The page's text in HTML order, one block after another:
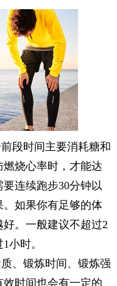
段时间主要消耗糖和
烧心率时，才能达
连续跑步30分钟以
如果你有足够的体
。一般建议不超过2
小时。
、锻炼时间、锻炼强
时间也会有一定的